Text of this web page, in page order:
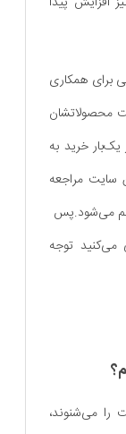
برای همکاری
محصولاتشان
خرید به
سایت مراجعه
می‌شود.پس
توجه
را می‌شنوند،